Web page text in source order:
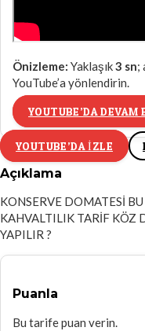
Önizleme: Yaklaşık3 sn;
YouTube’a yönlendirin.
YOUTUBE’DA DEVAM
YOUTUBE’DA IZLE
Açıklama
KONSERVE DOMATESİ
KAHVALTILIK TARİF KÖZ
YAPILIR ?
Puanla
Bu tarife puan verin.